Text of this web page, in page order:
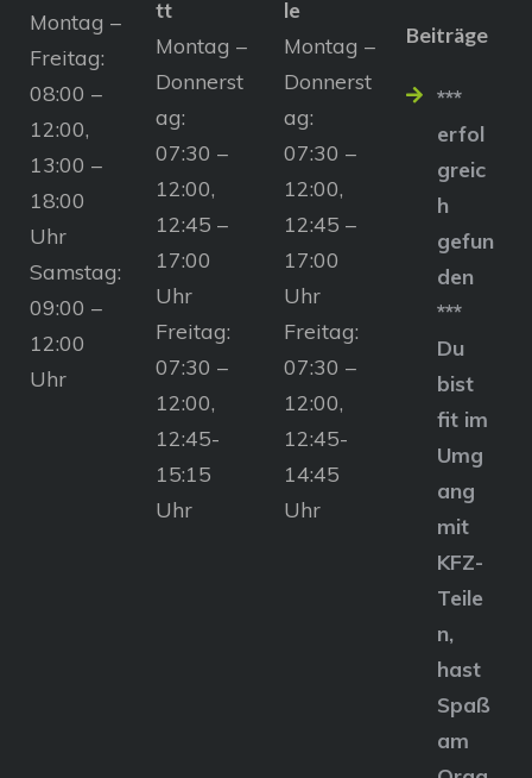
Montag –
Freitag:
08:00 –
12:00,
13:00 –
18:00
Uhr
Samstag:
09:00 –
12:00
Uhr
tt
Montag –
Donnerst
ag:
07:30 –
12:00,
12:45 –
17:00
Uhr
Freitag:
07:30 –
12:00,
12:45-
15:15
Uhr
le
Montag –
Donnerst
ag:
07:30 –
12:00,
12:45 –
17:00
Uhr
Freitag:
07:30 –
12:00,
12:45-
14:45
Uhr
Beiträge
***
erfol
greic
h
gefun
den
***
Du
bist
fit im
Umg
ang
mit
KFZ-
Teile
n,
hast
Spaß
am